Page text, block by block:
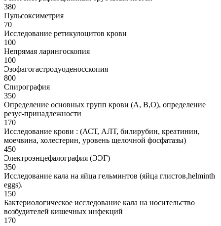
380
Пульсоксиметрия
70
Исследование ретикулоцитов крови
100
Непрямая ларингоскопия
100
Эзофагогастродуоденосскопия
800
Спирография
350
Определение основных групп крови (А, В,О), определение
резус-принадлежности
170
Исследование крови : (АСТ, АЛТ, билирубин, креатинин,
моечвина, холестерин, уровень щелочной фосфатазы)
450
Электроэнцефалография (ЭЭГ)
350
Исследование кала на яйца гельминтов (яйца глистов,helminth
eggs).
150
Бактериологическое исследование кала на носительство
возбудителей кишечных инфекций
170